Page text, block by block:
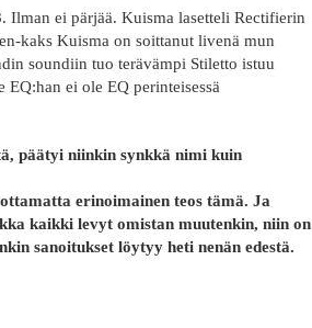
Ilman ei pärjää. Kuisma lasetteli Rectifierin
kaks Kuisma on soittanut livenä mun
soundiin tuo terävämpi Stiletto istuu
ei ole EQ perinteisessä
päätyi niinkin synkkä nimi kuin
erinoimainen teos tämä. Ja
kaikki levyt omistan muutenkin, niin on
sanoitukset löytyy heti nenän edestä.